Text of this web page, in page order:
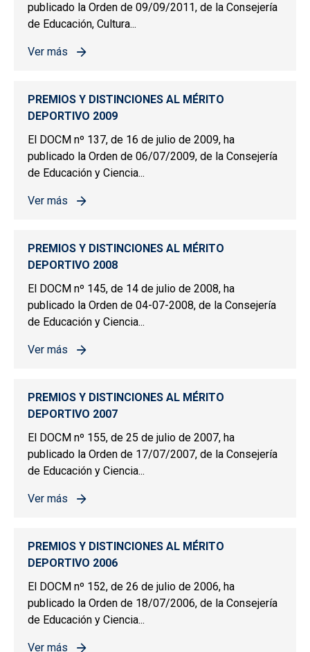
publicado la Orden de 09/09/2011, de la Consejería
de Educación, Cultura...
Ver más
sobre PREMIOS Y DISTINCIONES AL MÉRITO
PREMIOS Y DISTINCIONES AL MÉRITO
DEPORTIVO 2009
El DOCM nº 137, de 16 de julio de 2009, ha
publicado la Orden de 06/07/2009, de la Consejería
de Educación y Ciencia...
Ver más
sobre PREMIOS Y DISTINCIONES AL MÉRITO
PREMIOS Y DISTINCIONES AL MÉRITO
DEPORTIVO 2008
El DOCM nº 145, de 14 de julio de 2008, ha
publicado la Orden de 04-07-2008, de la Consejería
de Educación y Ciencia...
Ver más
sobre PREMIOS Y DISTINCIONES AL MÉRITO
PREMIOS Y DISTINCIONES AL MÉRITO
DEPORTIVO 2007
El DOCM nº 155, de 25 de julio de 2007, ha
publicado la Orden de 17/07/2007, de la Consejería
de Educación y Ciencia...
Ver más
sobre PREMIOS Y DISTINCIONES AL MÉRITO
PREMIOS Y DISTINCIONES AL MÉRITO
DEPORTIVO 2006
El DOCM nº 152, de 26 de julio de 2006, ha
publicado la Orden de 18/07/2006, de la Consejería
de Educación y Ciencia...
Ver más